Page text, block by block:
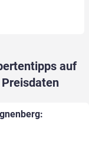
auf